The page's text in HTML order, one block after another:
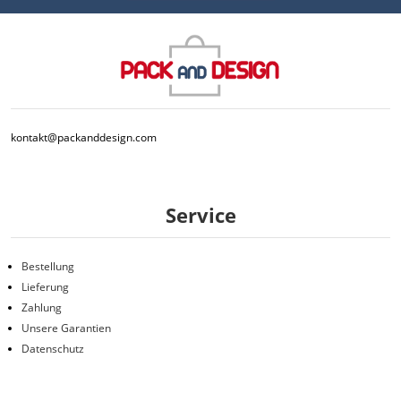
kontakt@packanddesign.com
Service
Bestellung
Lieferung
Zahlung
Unsere Garantien
Datenschutz